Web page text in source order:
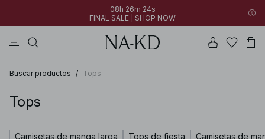
08h 26m 22s
FINAL SALE | SHOP NOW
08h 26m 22s
FINAL SALE | SHOP NOW
30% OFF EVERYTHING | SHOP NOW
Buscar productos / Tops
Tops
Camisetas de manga larga Tops de fiesta Camisetas de